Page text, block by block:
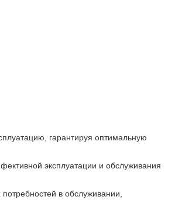
гарантируя оптимальную
эксплуатации и обслуживания
в обслуживании,